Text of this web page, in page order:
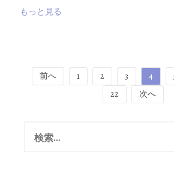
もっと見る
投
ペ
前へ 1 2 3 4
22
次へ